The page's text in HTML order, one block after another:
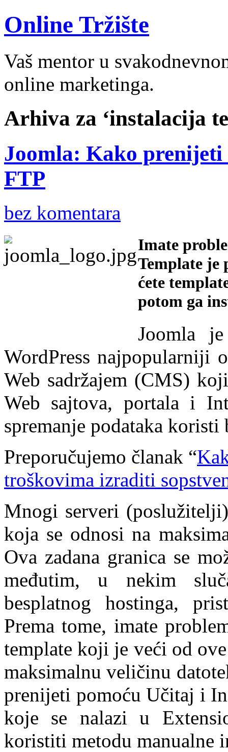
Online Tržište
Vaš mentor u
online marketinga.
Arhiva za ‘instalacija
Joomla: Kako
FTP
bez komentara
Imate
Template je
ćete
potom ga
Joomla
WordPress najpopularniji
Web sadržajem (CMS)
Web sajtova, portala i
spremanje podataka
Preporučujemo članak “
troškovima izraditi
Mnogi serveri
koja se odnosi na
Ova zadana granica se
međutim, u nekim
besplatnog hostinga,
Prema tome, imate
template koji je veći od
maksimalnu veličinu
prenijeti pomoću Učitaj i
koje se nalazi u
koristiti metodu manualne